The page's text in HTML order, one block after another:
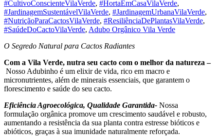
#CultivoConscienteVilaVerde, #HortaEmCasaVilaVerde,
#JardinagemSustentávelVilaVerde, #JardinagemUrbanaVilaVerde,
#NutriçãoParaCactosVilaVerde, #ResiliênciaDePlantasVilaVerde,
#SaúdeDoCactoVilaVerde, Adubo Orgânico Vila Verde
O Segredo Natural para Cactos Radiantes
Com a Vila Verde, nutra seu cacto com o melhor da natureza –
Nosso Adubinho é um elixir de vida, rico em macro e
micronutrientes, além de minerais essenciais, que garantem o
florescimento e saúde do seu cacto.
Eficiência Agroecológica, Qualidade Garantida- Nossa
formulação orgânica promove um crescimento saudável e robusto,
aumentando a resistência da sua planta contra estresse bióticos e
abióticos, graças à sua imunidade naturalmente reforçada.